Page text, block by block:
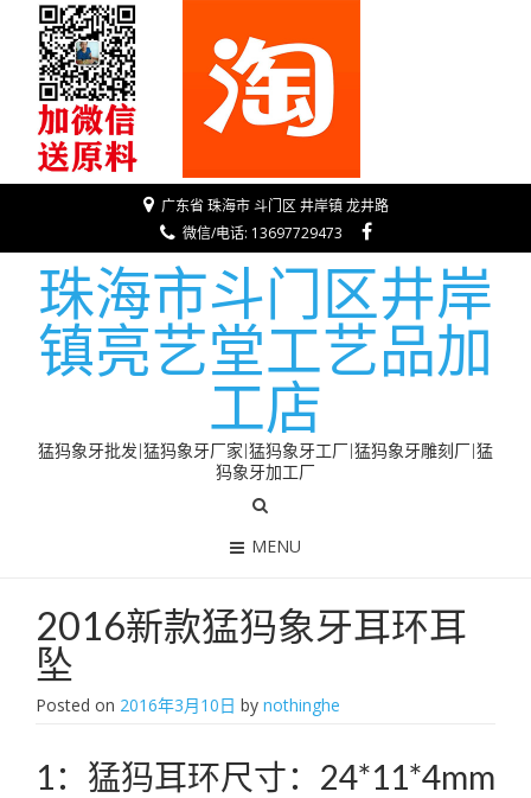
广东省 珠海市 斗门区 井岸镇 龙井路
微信/电话: 13697729473
珠海市斗门区井岸
镇亮艺堂工艺品加
工店
猛犸象牙批发|猛犸象牙厂家|猛犸象牙工厂|猛犸象牙雕刻厂|猛
犸象牙加工厂
MENU
2016新款猛犸象牙耳环耳
坠
Posted on 2016年3月10日 by nothinghe
1：猛犸耳环尺寸：24*11*4mm